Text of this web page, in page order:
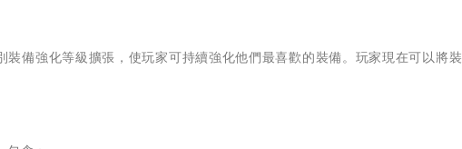
備強化等級擴張，使玩家可持續強化他們最喜歡的裝備。玩家現在可以將裝